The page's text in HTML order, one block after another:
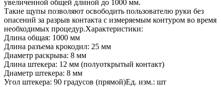
увеличенной общей длиной до 1000 мм.
Такие щупы позволяют освободить пользователю руки без
опасений за разрыв контакта с измеряемым контуром во время
необходимых процедур.Характеристики:
Длина общая: 1000 мм
Длина разъема крокодил: 25 мм
Диаметр раскрыва: 8 мм
Длина штекера: 12 мм (полуоткрытый контакт)
Диаметр штекера: 8 мм
Угол штекера: 90 градусов (прямой)Ед. изм.: шт